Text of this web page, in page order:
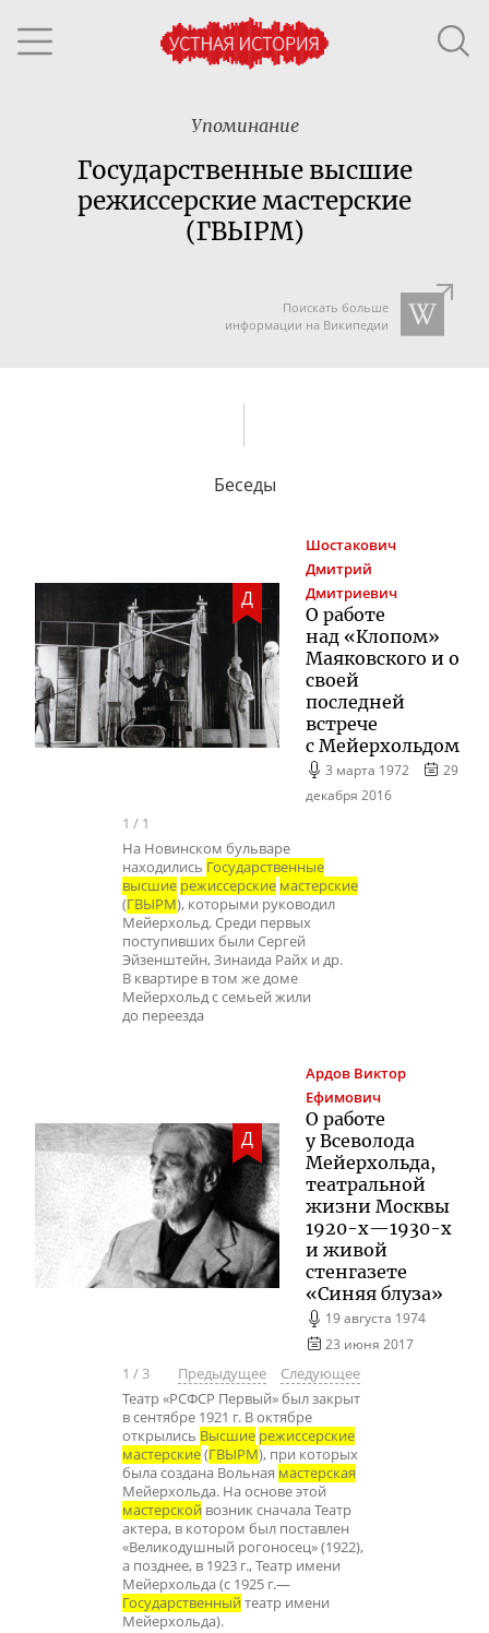
Упоминание
Государственные высшие
режиссерские мастерские
(ГВЫРМ)
Поискать больше
информации на Википедии
Беседы
Д
Шостакович
Дмитрий
Дмитриевич
О работе
над «Клопом»
Маяковского и о
своей
последней
встрече
с Мейерхольдом
3 марта 1972
29
декабря 2016
1 / 1
На Новинском бульваре
находились Государственные
высшие режиссерские мастерские
(ГВЫРМ), которыми руководил
Мейерхольд. Среди первых
поступивших были Сергей
Эйзенштейн, Зинаида Райх и др.
В квартире в том же доме
Мейерхольд с семьей жили
до переезда
Д
Ардов Виктор
Ефимович
О работе
у Всеволода
Мейерхольда,
театральной
жизни Москвы
1920-х—1930-х
и живой
стенгазете
«Синяя блуза»
19 августа 1974
23 июня 2017
1 /3 Предыдущее
Следующее
Театр «РСФСР Первый» был закрыт
в сентябре 1921 г. В октябре
открылись Высшие режиссерские
мастерские(ГВЫРМ), при которых
была создана Вольная мастерская
Мейерхольда. На основе этой
мастерской возник сначала Театр
актера, в котором был поставлен
«Великодушный рогоносец» (1922),
а позднее, в 1923 г., Театр имени
Мейерхольда (c 1925 г.—
Государственный театр имени
Мейерхольда).